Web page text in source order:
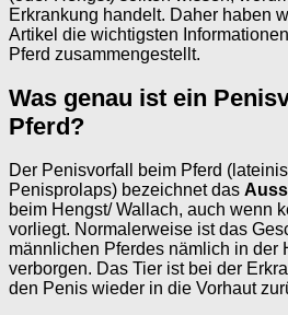
Erkrankung handelt. Daher haben
Artikel die wichtigsten
Pferd zusammengestellt.
Was genau ist ein
Pferd?
Der Penisvorfall beim Pferd
Penisprolaps) bezeichnet das
beim Hengst/ Wallach, auch wenn
vorliegt. Normalerweise ist das
männlichen Pferdes nämlich in der
verborgen. Das Tier ist bei der
den Penis wieder in die Vorhaut